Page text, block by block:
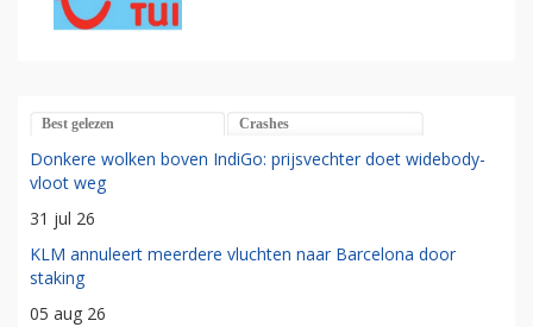
Best gelezen Crashes
Donkere wolken boven IndiGo: prijsvechter doet widebody-
vloot weg
31 jul 26
KLM annuleert meerdere vluchten naar Barcelona door
staking
05 aug 26